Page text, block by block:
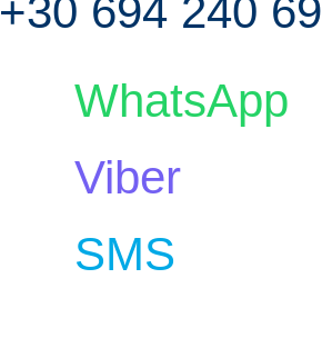
+30 694 240
WhatsApp
Viber
SMS